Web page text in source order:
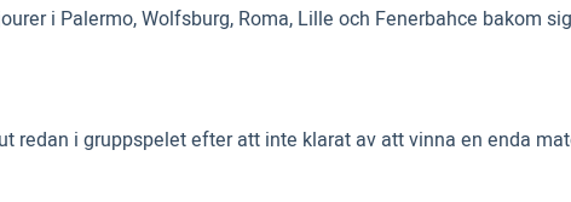
i Palermo, Wolfsburg, Roma, Lille och Fenerbahce bakom
redan i gruppspelet efter att inte klarat av att vinna en enda